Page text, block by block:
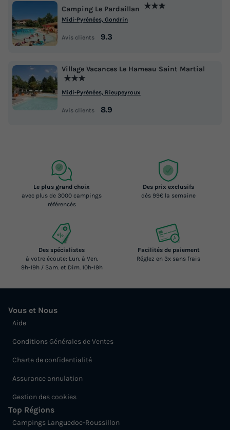
Camping Le Pardaillan ★★★
Midi-Pyrénées, Gondrin
Avis clients 9.3
Village Vacances Le Hameau Saint Martial
★★★
Midi-Pyrénées, Rieupeyroux
Avis clients 8.9
Le plus grand choix
avec plus de 3000 campings
référencés
Des prix exclusifs
dès 99€ la semaine
Des spécialistes
à votre écoute: Lun. à Ven.
9h-19h / Sam. et Dim. 10h-19h
Facilités de paiement
Réglez en 3x sans frais
Vous et Nous
Aide
Conditions Générales de Ventes
Charte de confidentialité
Assurance annulation
Gestion des cookies
Top Régions
Campings Languedoc-Roussillon